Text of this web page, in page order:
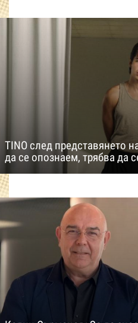
TINO след представянето
да се опознаем, трябва да